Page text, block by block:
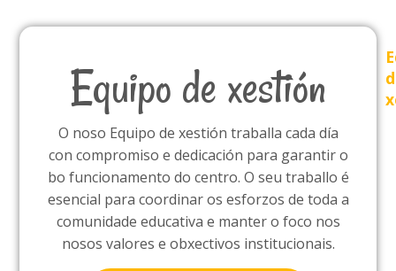
Equipo de xestión
O noso Equipo de xestión traballa cada día
con compromiso e dedicación para garantir o
bo funcionamento do centro. O seu traballo é
esencial para coordinar os esforzos de toda a
comunidade educativa e manter o foco nos
nosos valores e obxectivos institucionais.